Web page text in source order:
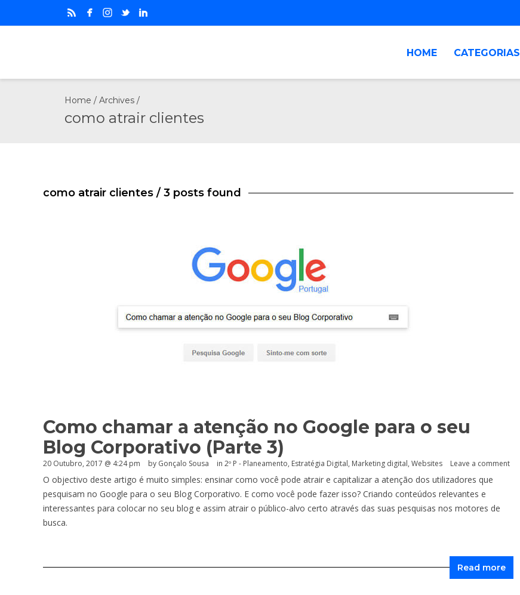
HOME CATEGORIAS
Home / Archives /
como atrair clientes
como atrair clientes / 3 posts found
Como chamar a atenção no Google para o seu
Blog Corporativo (Parte 3)
20 Outubro, 2017 @ 4:24 pm by Gonçalo Sousa in 2º P - Planeamento, Estratégia Digital, Marketing digital, Websites Leave a comment
O objectivo deste artigo é muito simples: ensinar como você pode atrair e capitalizar a atenção dos utilizadores que
pesquisam no Google para o seu Blog Corporativo. E como você pode fazer isso? Criando conteúdos relevantes e
interessantes para colocar no seu blog e assim atrair o público-alvo certo através das suas pesquisas nos motores de
busca.
Read more